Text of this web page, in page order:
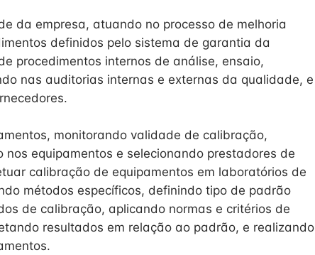
da empresa, atuando no processo de melhoria
definidos pelo sistema de garantia da
procedimentos internos de análise, ensaio,
nas auditorias internas e externas da qualidade, e
monitorando validade de calibração,
equipamentos e selecionando prestadores de
calibração de equipamentos em laboratórios de
métodos específicos, definindo tipo de padrão
de calibração, aplicando normas e critérios de
resultados em relação ao padrão, e realizando